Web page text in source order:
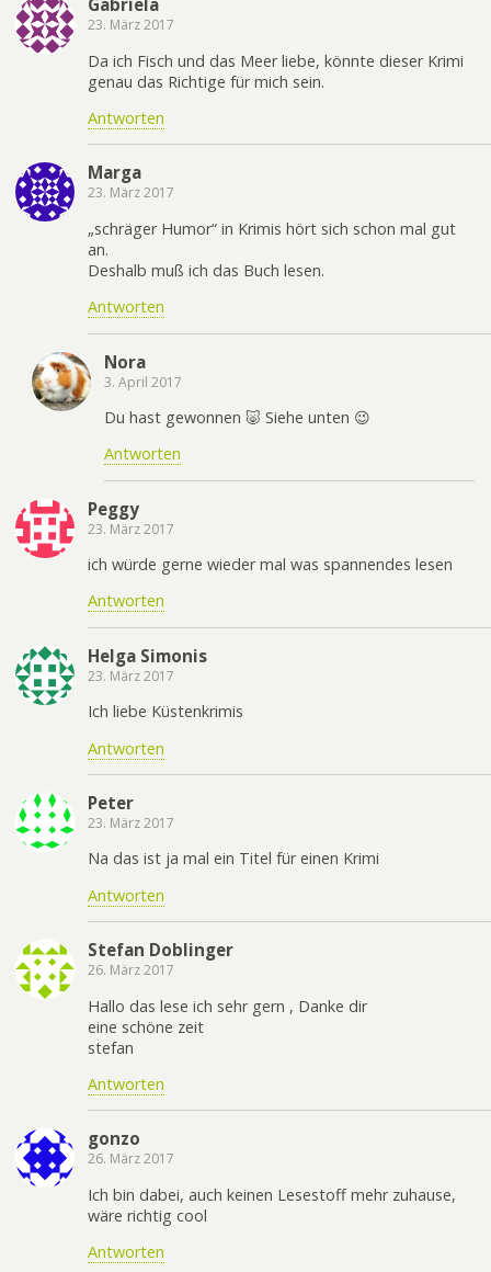
Gabriela
23. März 2017
Da ich Fisch und das Meer liebe, könnte dieser Krimi
genau das Richtige für mich sein.
Antworten
Marga
23. März 2017
„schräger Humor“ in Krimis hört sich schon mal gut
an.
Deshalb muß ich das Buch lesen.
Antworten
Nora
3. April 2017
Du hast gewonnen 🐷 Siehe unten 😉
Antworten
Peggy
23. März 2017
ich würde gerne wieder mal was spannendes lesen
Antworten
Helga Simonis
23. März 2017
Ich liebe Küstenkrimis
Antworten
Peter
23. März 2017
Na das ist ja mal ein Titel für einen Krimi
Antworten
Stefan Doblinger
26. März 2017
Hallo das lese ich sehr gern , Danke dir
eine schöne zeit
stefan
Antworten
gonzo
26. März 2017
Ich bin dabei, auch keinen Lesestoff mehr zuhause,
wäre richtig cool
Antworten